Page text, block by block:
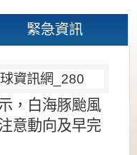
緊急資訊
，白海豚颱風
意動向及早完